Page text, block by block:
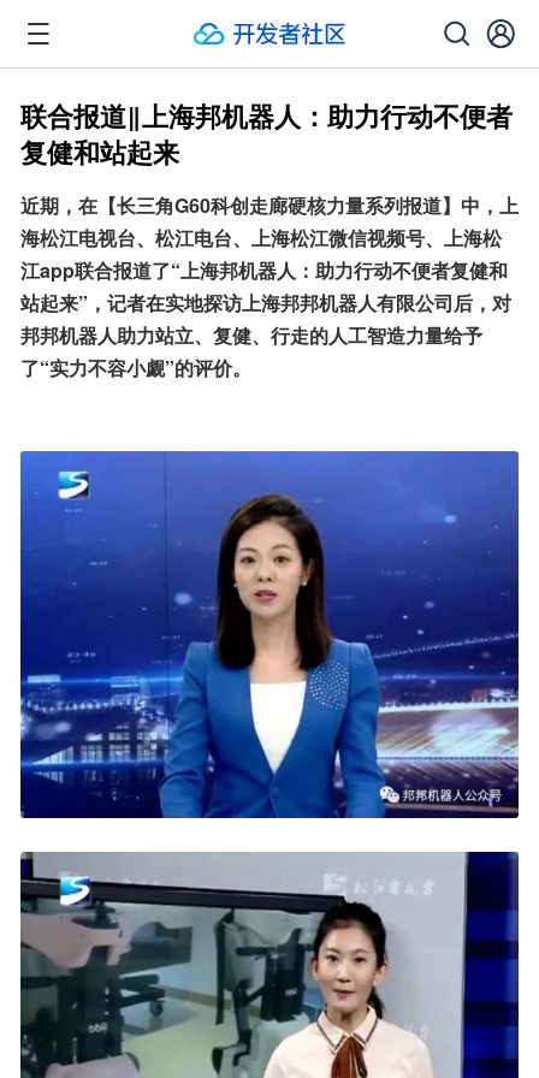
联合报道‖上海邦机器人：助力行动不便者
复健和站起来
近期，在【长三角G60科创走廊硬核力量系列报道】中，上
海松江电视台、松江电台、上海松江微信视频号、上海松
江app联合报道了“上海邦机器人：助力行动不便者复健和
站起来”，记者在实地探访上海邦邦机器人有限公司后，对
邦邦机器人助力站立、复健、行走的人工智造力量给予
了“实力不容小觑”的评价。